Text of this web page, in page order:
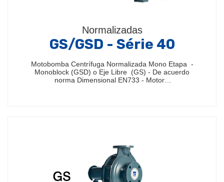
Normalizadas
GS/GSD - Série 40
Motobomba Centrífuga Normalizada Mono Etapa -
Monoblock (GSD) o Eje Libre (GS) - De acuerdo
norma Dimensional EN733 - Motor…